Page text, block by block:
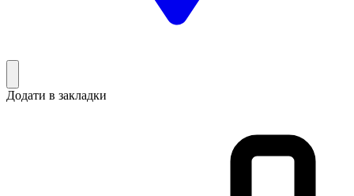
Додати в закладки